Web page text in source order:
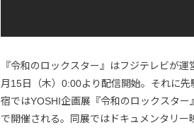
『令和のロックスター』はフジテレビが
月15日（木）0:00より配信開始。それに
宿ではYOSHI企画展『令和のロックスタ
で開催される。同展ではドキュメンタリ